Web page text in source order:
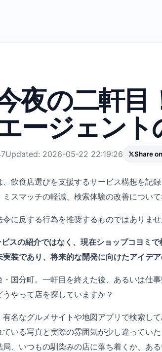
夜の二軒目
ージェント
Updated: 2026-05-22 22:19:26 Share
、飲食店選びを支援するサービス構想を記
スマッチの軽減、検索体験の改善について
に反する行為を推奨するものではありませ
スの紹介ではなく、現在ショップコヨミ
装であり、将来的な開発に向けたアイデア
国分町。一軒目を終えた後、あるいは仕
やって店を探していますか？
名なグルメサイトや地図アプリで検索し
いる写真と実際の雰囲気が少し違ってい
、いつもの馴染みの店に落ち着くか、あ